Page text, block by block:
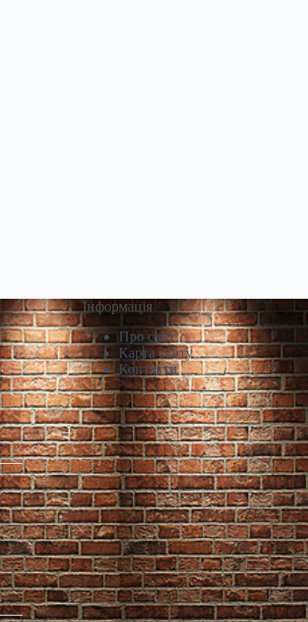
Інформація
Про сайт
Карта сайту
Контакти